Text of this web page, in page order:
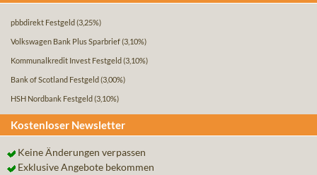
pbbdirekt Festgeld (3,25%)
Volkswagen Bank Plus Sparbrief(3,10%)
Kommunalkredit Invest Festgeld (3,10%)
Bank of Scotland Festgeld (3,00%)
HSH Nordbank Festgeld (3,10%)
Kostenloser Newsletter
Keine Änderungen verpassen
Exklusive Angebote bekommen